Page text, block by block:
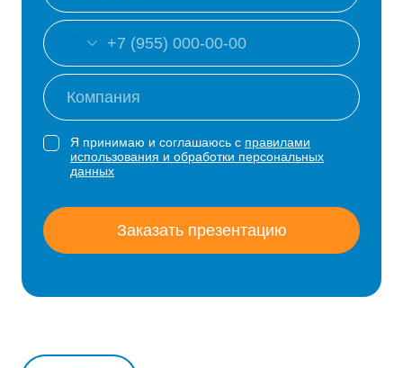
Я принимаю и соглашаюсь с правилами
использования и обработки персональных
данных
Заказать презентацию